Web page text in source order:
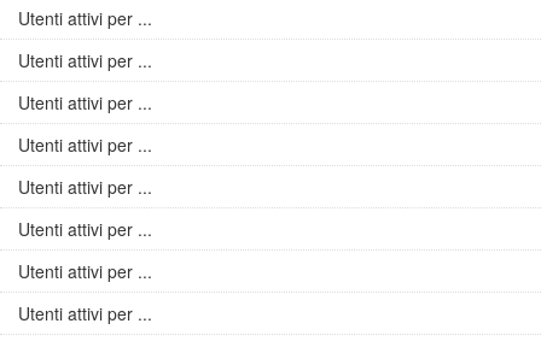
Utenti attivi per ...
Utenti attivi per ...
Utenti attivi per ...
Utenti attivi per ...
Utenti attivi per ...
Utenti attivi per ...
Utenti attivi per ...
Utenti attivi per ...